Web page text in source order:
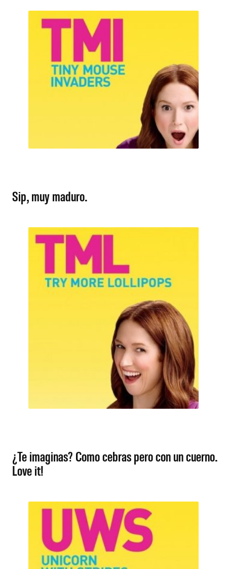
Sip, muy maduro.
¿Te imaginas? Como cebras pero con un cuerno.
Love it!